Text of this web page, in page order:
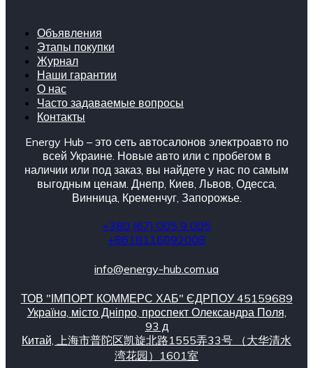
Объявления
Этапы покупки
Журнал
Наши гарантии
О нас
Часто задаваемые вопросы
Контакты
Energy Hub – это сеть автосалонов электроавто по
всей Украине. Новые авто или с пробегом в
наличии или под заказ, вы найдете у нас по самым
выгодным ценам. Днепр, Киев, Львов, Одесса,
Винница, Кременчуг, Запорожье.
+380 (67) 005 9 005
+8618116092008
info@energy-hub.com.ua
ТОВ "ІМПОРТ КОММЕРС ХАБ" ЄДРПОУ 45159689
Українa, місто Дніпро, проспект Олександра Поля,
93 д
Китай, 上海市普陀区凯旋北路1555弄33号 （大华清水
湾花园）1601室